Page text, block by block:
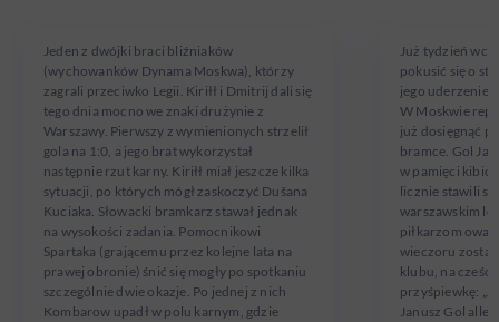
Jeden z dwójki braci bliźniaków
(wychowanków Dynama Moskwa), którzy
zagrali przeciwko Legii. Kiriłł i Dmitrij dali się
tego dnia mocno we znaki drużynie z
Warszawy. Pierwszy z wymienionych strzelił
gola na 1:0, a jego brat wykorzystał
następnie rzut karny. Kiriłł miał jeszcze kilka
sytuacji, po których mógł zaskoczyć Dušana
Kuciaka. Słowacki bramkarz stawał jednak
na wysokości zadania. Pomocnikowi
Spartaka (grającemu przez kolejne lata na
prawej obronie) śnić się mogły po spotkaniu
szczególnie dwie okazje. Po jednej z nich
Kombarow upadł w polu karnym, gdzie
Już tydzień
pokusić się o
jego uderzenie
W Moskwie
już dosięgnąć
bramce. Gol
w pamięci
licznie stawili
warszawskim
piłkarzom
wieczoru
klubu, na cześć
przyśpiewkę:
Janusz Gol